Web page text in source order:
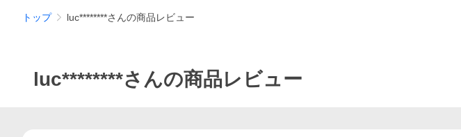
トップ luc********さんの商品レビュー
luc********さんの商品レビュー